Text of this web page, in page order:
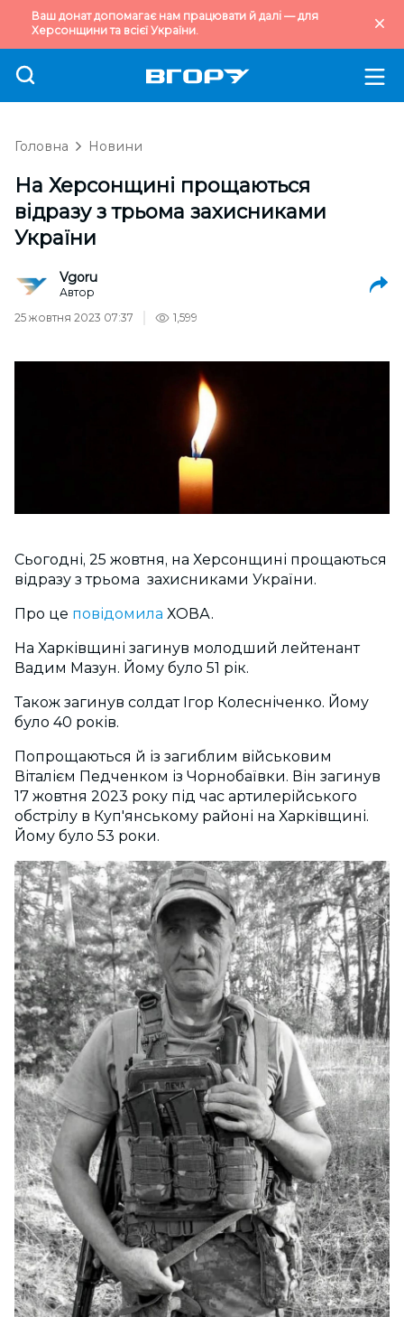
Ваш донат допомагає нам працювати й далі — для
Херсонщини та всієї України.
Головна Новини
На Херсонщині прощаються
відразу з трьома захисниками
України
Vgoru
Автор
25 жовтня 2023 07:37
1,599
Сьогодні, 25 жовтня, на Херсонщині прощаються
відразу з трьома захисниками України.
Про це повідомила ХОВА.
На Харківщині загинув молодший лейтенант
Вадим Мазун. Йому було 51 рік.
Також загинув солдат Ігор Колесніченко. Йому
було 40 років.
Попрощаються й із загиблим військовим
Віталієм Педченком із Чорнобаївки. Він загинув
17 жовтня 2023 року під час артилерійського
обстрілу в Куп'янському районі на Харківщині.
Йому було 53 роки.